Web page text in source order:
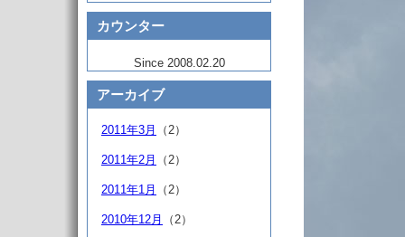
カウンター
Since 2008.02.20
アーカイブ
2011年3月 （2）
2011年2月 （2）
2011年1月 （2）
2010年12月 （2）